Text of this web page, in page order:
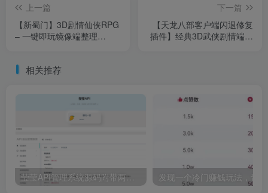
上一篇
【新蜀门】3D剧情仙侠RPG
– 一键即玩镜像端整理
整PC客户端）
下一篇
【天龙八部客户端闪退修复
插件】经典3D武侠剧情端游
相关推荐
莹莹API管理系统源码附带两套模板